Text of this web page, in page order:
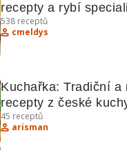
recepty a rybí
538 receptů
cmeldys
Kuchařka: Tradiční a
recepty z české
45 receptů
arisman